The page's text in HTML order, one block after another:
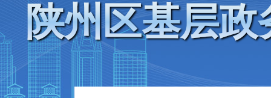
陕州区基层